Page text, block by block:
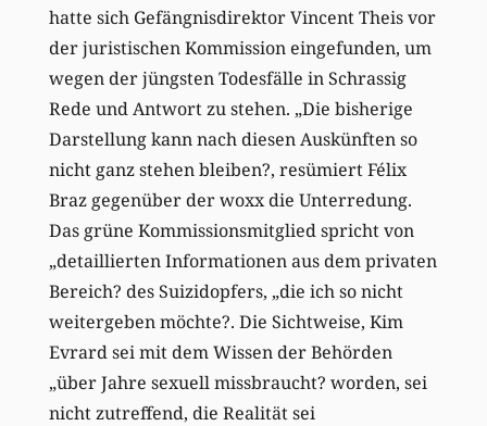
hatte sich Gefängnisdirektor Vincent Theis vor
der juristischen Kommission eingefunden, um
wegen der jüngsten Todesfälle in Schrassig
Rede und Antwort zu stehen. „Die bisherige
Darstellung kann nach diesen Auskünften so
nicht ganz stehen bleiben?, resümiert Félix
Braz gegenüber der woxx die Unterredung.
Das grüne Kommissionsmitglied spricht von
„detaillierten Informationen aus dem privaten
Bereich? des Suizidopfers, „die ich so nicht
weitergeben möchte?. Die Sichtweise, Kim
Evrard sei mit dem Wissen der Behörden
„über Jahre sexuell missbraucht? worden, sei
nicht zutreffend, die Realität sei